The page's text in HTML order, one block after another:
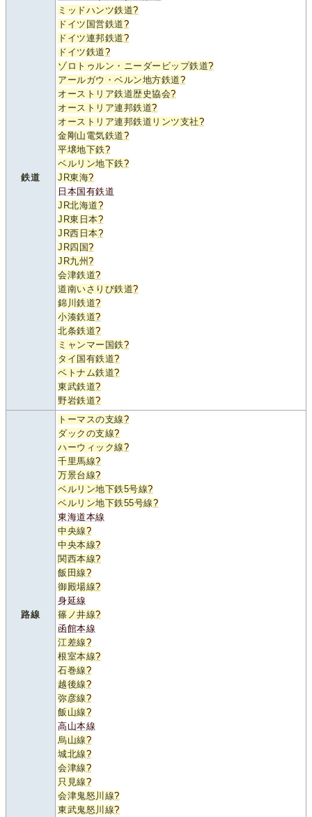
鉄道
ミッドハンツ鉄道?
ドイツ国営鉄道?
ドイツ連邦鉄道?
ドイツ鉄道?
ゾロトゥルン・ニーダービップ鉄道?
アールガウ・ベルン地方鉄道?
オーストリア鉄道歴史協会?
オーストリア連邦鉄道?
オーストリア連邦鉄道リンツ支社?
金剛山電気鉄道?
平壌地下鉄?
ベルリン地下鉄?
JR東海?
日本国有鉄道
JR北海道?
JR東日本?
JR西日本?
JR四国?
JR九州?
会津鉄道?
道南いさりび鉄道?
錦川鉄道?
小湊鉄道?
北条鉄道?
ミャンマー国鉄?
タイ国有鉄道?
ベトナム鉄道?
東武鉄道?
野岩鉄道?
路線
トーマスの支線?
ダックの支線?
ハーウィック線?
千里馬線?
万景台線?
ベルリン地下鉄5号線?
ベルリン地下鉄55号線?
東海道本線
中央線?
中央本線?
関西本線?
飯田線?
御殿場線?
身延線
篠ノ井線?
函館本線
江差線?
根室本線?
石巻線?
越後線?
弥彦線?
飯山線?
高山本線
烏山線?
城北線?
会津線?
只見線?
会津鬼怒川線?
東武鬼怒川線?